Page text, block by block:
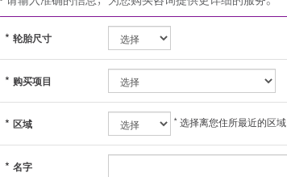
* 轮胎尺寸
* 购买项目
* 区域 * 选择离您住所最近的区域
* 名字